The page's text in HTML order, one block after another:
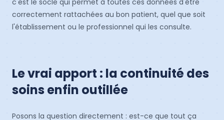
c'est le socle qui permet à toutes ces données d'être
correctement rattachées au bon patient, quel que soit
l'établissement ou le professionnel qui les consulte.
Le vrai apport : la continuité des
soins enfin outillée
Posons la question directement : est-ce que tout ça